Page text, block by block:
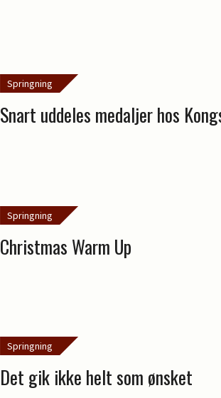
Springning
Snart uddeles medaljer hos
Springning
Christmas Warm Up
Springning
Det gik ikke helt som ønsket